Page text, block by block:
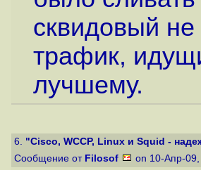
сквидовый
трафик,
лучшему.
6. "Cisco, WCCP, Linux и Squid -
Сообщение от Filosof on 10-Апр-09,